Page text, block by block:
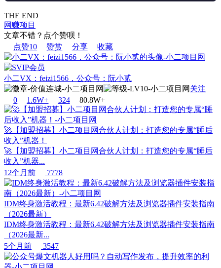
THE END
网赚项目
文章不错？点个赞呗！
点赞10 赞赏 分享 收藏
小二VX：feizi1566，公众号：阮小贰
关注
0
1.6W+ 324 80.8W+
🚀【加盟招募】小二项目网合伙人计划：打造您的专属“睡后
收入”机器！
🚀【加盟招募】小二项目网合伙人计划：打造您的专属“睡后
收入”机器...
12个月前
7778
IDM终身激活教程：最新6.42破解方法及浏览器插件安装指南
（2026最新）
IDM终身激活教程：最新6.42破解方法及浏览器插件安装指南
（2026最新...
5个月前
3547